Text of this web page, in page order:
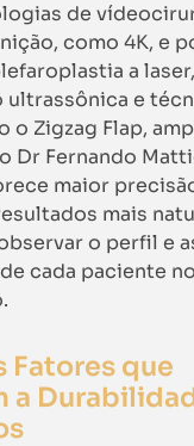
de
como 4K, e
a laser,
ultrassônica e
o Zigzag Flap,
Dr Fernando
maior
mais
o perfil e
cada paciente no
Fatores que
a